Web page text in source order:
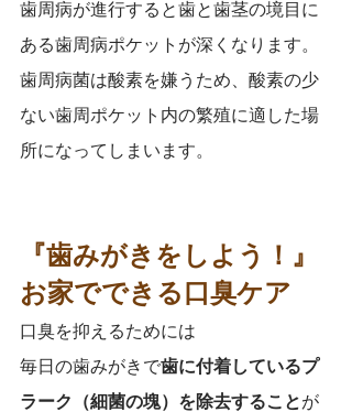
歯周病が進行すると歯と歯茎の境目に
ある歯周病ポケットが深くなります。
歯周病菌は酸素を嫌うため、酸素の少
ない歯周ポケット内の繁殖に適した場
所になってしまいます。
『歯みがきをしよう！』
お家でできる口臭ケア
口臭を抑えるためには
毎日の歯みがきで歯に付着しているプ
ラーク（細菌の塊）を除去することが